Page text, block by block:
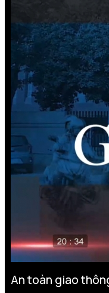
An toàn giao